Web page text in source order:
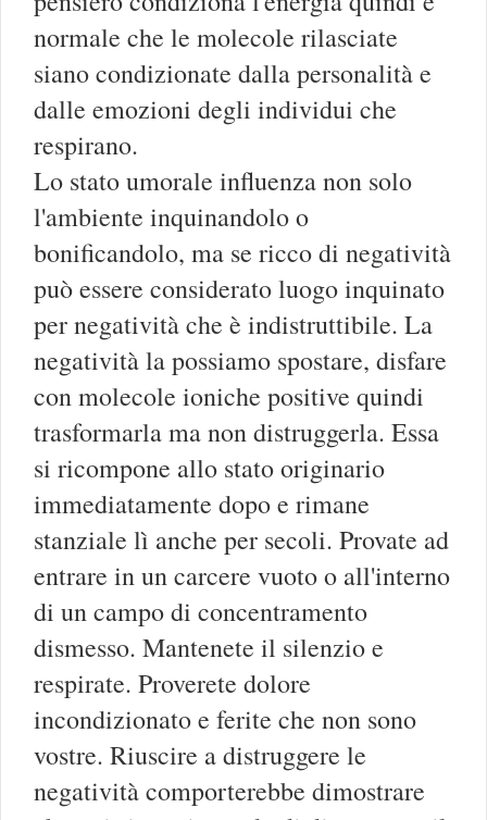
normale che le molecole rilasciate
siano condizionate dalla personalità e
dalle emozioni degli individui che
respirano.
Lo stato umorale influenza non solo
l'ambiente inquinandolo o
bonificandolo, ma se ricco di negatività
può essere considerato luogo inquinato
per negatività che è indistruttibile. La
negatività la possiamo spostare, disfare
con molecole ioniche positive quindi
trasformarla ma non distruggerla. Essa
si ricompone allo stato originario
immediatamente dopo e rimane
stanziale lì anche per secoli. Provate ad
entrare in un carcere vuoto o all'interno
di un campo di concentramento
dismesso. Mantenete il silenzio e
respirate. Proverete dolore
incondizionato e ferite che non sono
vostre. Riuscire a distruggere le
negatività comporterebbe dimostrare